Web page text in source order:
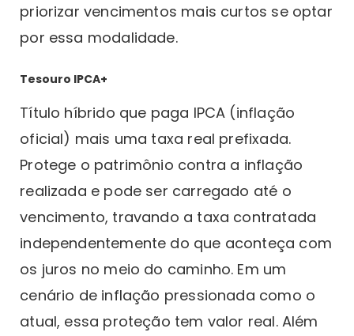
priorizar vencimentos mais curtos se optar
por essa modalidade.
Tesouro IPCA+
Título híbrido que paga IPCA (inflação
oficial) mais uma taxa real prefixada.
Protege o patrimônio contra a inflação
realizada e pode ser carregado até o
vencimento, travando a taxa contratada
independentemente do que aconteça com
os juros no meio do caminho. Em um
cenário de inflação pressionada como o
atual, essa proteção tem valor real. Além